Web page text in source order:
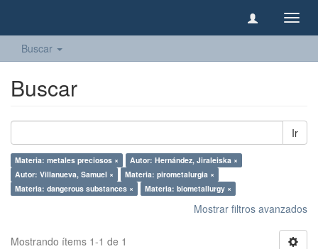
Buscar
Buscar
Ir
Materia: metales preciosos ×
Autor: Hernández, Jiraleiska ×
Autor: Villanueva, Samuel ×
Materia: pirometalurgia ×
Materia: dangerous substances ×
Materia: biometallurgy ×
Mostrar filtros avanzados
Mostrando ítems 1-1 de 1